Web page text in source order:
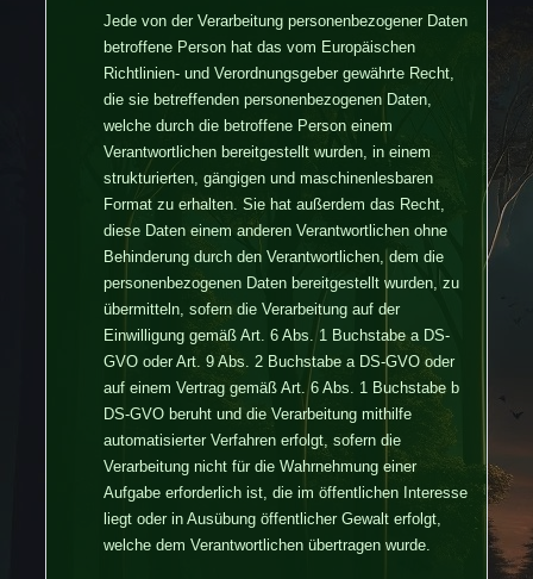
Jede von der Verarbeitung personenbezogener Daten
betroffene Person hat das vom Europäischen
Richtlinien- und Verordnungsgeber gewährte Recht,
die sie betreffenden personenbezogenen Daten,
welche durch die betroffene Person einem
Verantwortlichen bereitgestellt wurden, in einem
strukturierten, gängigen und maschinenlesbaren
Format zu erhalten. Sie hat außerdem das Recht,
diese Daten einem anderen Verantwortlichen ohne
Behinderung durch den Verantwortlichen, dem die
personenbezogenen Daten bereitgestellt wurden, zu
übermitteln, sofern die Verarbeitung auf der
Einwilligung gemäß Art. 6 Abs. 1 Buchstabe a DS-
GVO oder Art. 9 Abs. 2 Buchstabe a DS-GVO oder
auf einem Vertrag gemäß Art. 6 Abs. 1 Buchstabe b
DS-GVO beruht und die Verarbeitung mithilfe
automatisierter Verfahren erfolgt, sofern die
Verarbeitung nicht für die Wahrnehmung einer
Aufgabe erforderlich ist, die im öffentlichen Interesse
liegt oder in Ausübung öffentlicher Gewalt erfolgt,
welche dem Verantwortlichen übertragen wurde.